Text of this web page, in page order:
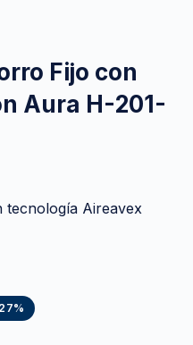
Fijo con
Aura H-201-
tecnología Aireavex